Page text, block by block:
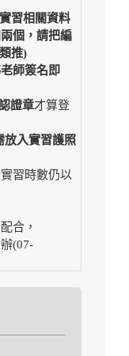
習相關資料
個，請把編
推)
師簽名即
證章才算登
放入實習護照
習時數仍以
合，
(07-